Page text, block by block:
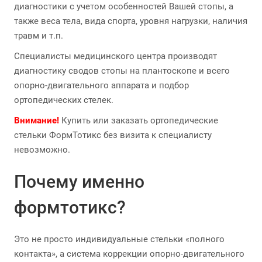
диагностики с учетом особенностей Вашей стопы, а
также веса тела, вида спорта, уровня нагрузки, наличия
травм и т.п.
Специалисты медицинского центра производят
диагностику сводов стопы на плантоскопе и всего
опорно-двигательного аппарата и подбор
ортопедических стелек.
Внимание! Купить или заказать ортопедические
стельки ФормТотикс без визита к специалисту
невозможно.
Почему именно
формтотикс?
Это не просто индивидуальные стельки «полного
контакта», а система коррекции опорно-двигательного